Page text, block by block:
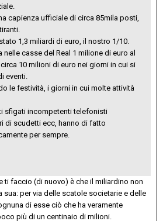
capienza ufficiale di circa 85mila posti,
1,3 miliardi di euro, il nostro 1/10.
nelle casse del Real 1 milione di euro al
10 milioni di euro nei giorni in cui si
eventi.
le festività, i giorni in cui molte attività
sfigati incompetenti telefonisti
di scudetti ecc, hanno di fatto
per sempre.
ti faccio (di nuovo) è che il miliardino non
sua: per via delle scatole societarie e delle
di esse ciò che ha veramente
più di un centinaio di milioni.